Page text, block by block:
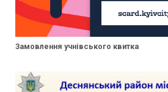
Замовлення учнівського квитка